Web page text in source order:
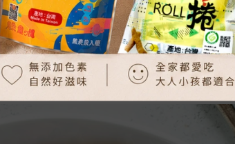
且外圈出現一圈可愛的小白鬚（胚芽）即可。